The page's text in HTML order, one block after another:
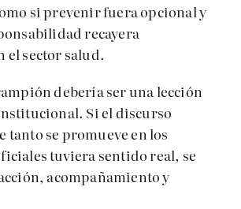
si prevenir fuera opcional y
recayera
el sector salud.
debería ser una lección
Si el discurso
tanto se promueve en los
tuviera sentido real, se
acompañamiento y